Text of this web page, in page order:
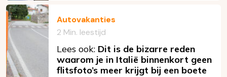
Autovakanties
2 Min. leestijd
Lees ook: Dit is de bizarre reden
waarom je in Italië binnenkort geen
flitsfoto’s meer krijgt bij een boete